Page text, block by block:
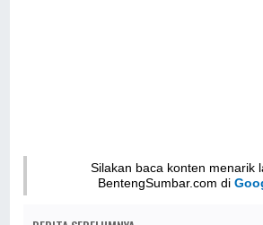
Silakan baca konten menarik
BentengSumbar.com di